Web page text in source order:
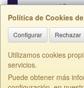
Política de Cookies
Configurar Rechazar
Utilizamos cookies
servicios.
Puede obtener más
Horario
10 - 12,30 / 17 -